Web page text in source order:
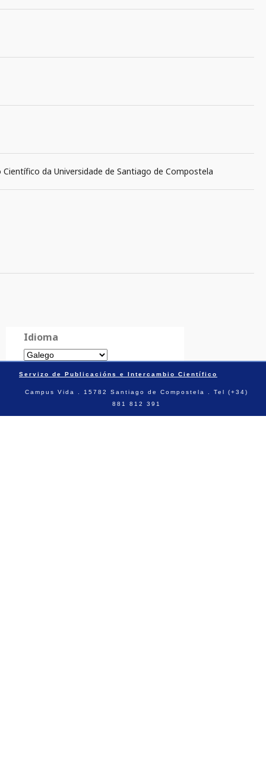
da Universidade de Santiago de Compostela
Idioma
Servizo de Publicacións e Intercambio Científico
Campus Vida . 15782 Santiago de Compostela . Tel (+34)
881 812 391